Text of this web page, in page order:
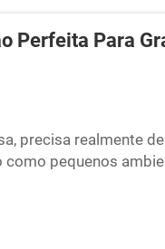
Perfeita Para
precisa realmente
como pequenos
ruídos externos. A